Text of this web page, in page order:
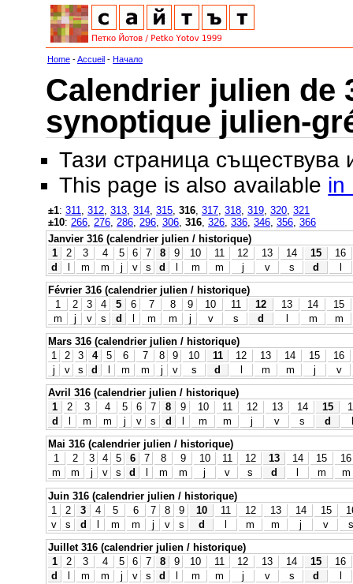
Home -Accueil - Начало
Calendrier julien de
synoptique julien-
Тази страница съществува
This page is also available in
±1: 311 312 313 314 315 316 317 318 319 320 321
±10: 266 276 286 296 306 316 326 336 346 356 366
Janvier 316 (calendrier julien / historique)
1
2 3 4 5 6 7 8 9 10 11 12 13 14 15
16
d
l m m j v s d l m m j v s d
l
Février 316 (calendrier julien / historique)
1
2 3 4 5 6 7 8 9 10 11 12 13 14
15
m
j v s d m m j v s d m
m
Mars 316 (calendrier julien / historique)
1
2 3 4 5 6 7 8 9 10 11 12 13 14 15
16
j
v s d m m j v s d m m j
v
Avril 316 (calendrier julien / historique)
1
2 3 4 5 6 7 8 9 10 11 12 13 14 15
d
m m j v s d m m j v s d
Mai 316 (calendrier julien / historique)
1
2 3 4 5 6 7 8 9 10 11 12 13 14 15
16
m
m j v s d m m j v s d m
m
Juin 316 (calendrier julien / historique)
1
2 3 4 5 6 7 8 9 10 11 12 13 14 15
v
s d l m m j v s d l m m j v
s
Juillet 316 (calendrier julien / historique)
1
2 3 4 5 6 7 8 9 10 11 12 13 14 15
16
d
m m j v s d m m j v s d